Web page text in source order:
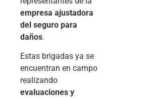
empresa ajustadora
del seguro para
daños.
Estas brigadas ya se
encuentran en campo
realizando
evaluaciones y